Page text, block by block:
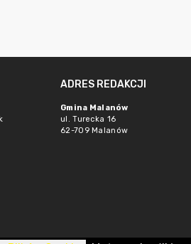
ADRES REDAKCJI
Gmina Malanów
ul. Turecka 16
62-709 Malanów